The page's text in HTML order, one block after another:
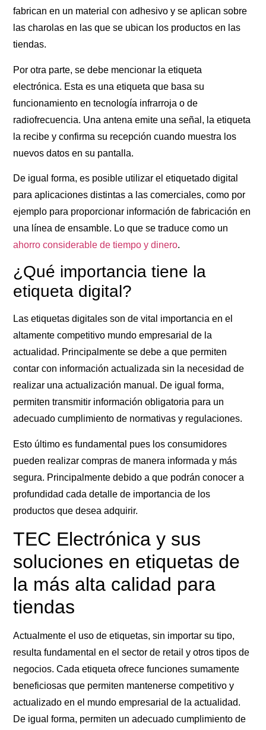
fabrican en un material con adhesivo y se aplican sobre
las charolas en las que se ubican los productos en las
tiendas.
Por otra parte, se debe mencionar la etiqueta
electrónica. Esta es una etiqueta que basa su
funcionamiento en tecnología infrarroja o de
radiofrecuencia. Una antena emite una señal, la etiqueta
la recibe y confirma su recepción cuando muestra los
nuevos datos en su pantalla.
De igual forma, es posible utilizar el etiquetado digital
para aplicaciones distintas a las comerciales, como por
ejemplo para proporcionar información de fabricación en
una línea de ensamble. Lo que se traduce como un
ahorro considerable de tiempo y dinero.
¿Qué importancia tiene la
etiqueta digital?
Lasetiquetas digitales son de vital importancia en el
altamente competitivo mundo empresarial de la
actualidad. Principalmente se debe a que permiten
contar con información actualizada sin la necesidad de
realizar una actualización manual. De igual forma,
permiten transmitir información obligatoria para un
adecuado cumplimiento de normativas y regulaciones.
Esto último es fundamental pues los consumidores
pueden realizar compras de manera informada y más
segura. Principalmente debido a que podrán conocer a
profundidad cada detalle de importancia de los
productos que desea adquirir.
TEC Electrónica y sus
soluciones en etiquetas de
la más alta calidad para
tiendas
Actualmente el uso de etiquetas, sin importar su tipo,
resulta fundamental en el sector de retail y otros tipos de
negocios. Cada etiqueta ofrece funciones sumamente
beneficiosas que permiten mantenerse competitivo y
actualizado en el mundo empresarial de la actualidad.
De igual forma, permiten un adecuado cumplimiento de